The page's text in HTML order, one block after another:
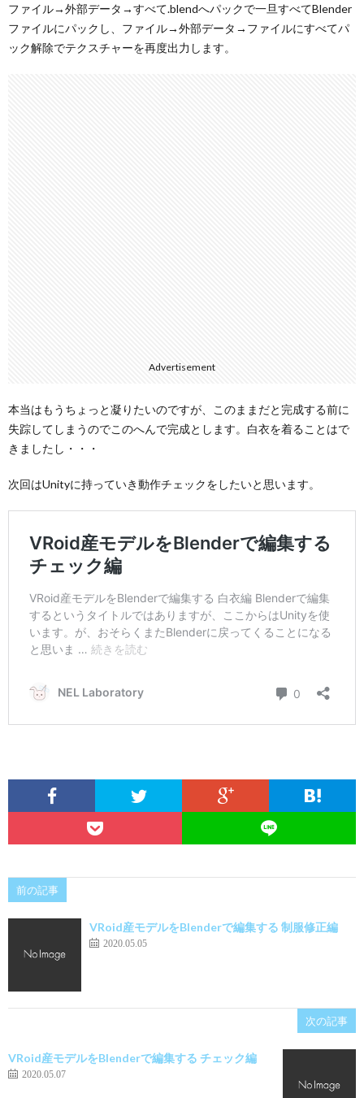
ファイル→外部データ→すべて.blendへパックで一旦すべてBlender
ファイルにパックし、ファイル→外部データ→ファイルにすべてパ
ック解除でテクスチャーを再度出力します。
Advertisement
本当はもうちょっと凝りたいのですが、このままだと完成する前に
失踪してしまうのでこのへんで完成とします。白衣を着ることはで
きましたし・・・
次回はUnityに持っていき動作チェックをしたいと思います。
前の記事
VRoid産モデルをBlenderで編集する 制服修正編
2020.05.05
次の記事
VRoid産モデルをBlenderで編集する チェック編
2020.05.07